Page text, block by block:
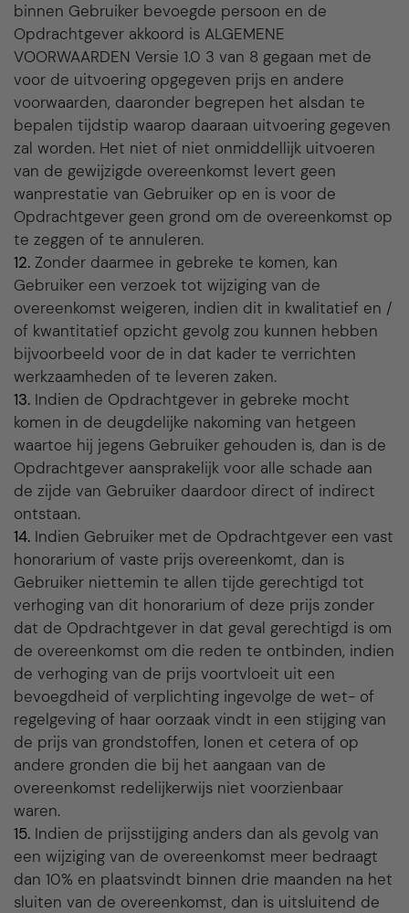
binnen Gebruiker bevoegde persoon en de
Opdrachtgever akkoord is ALGEMENE
VOORWAARDEN Versie 1.0 3 van 8 gegaan met de
voor de uitvoering opgegeven prijs en andere
voorwaarden, daaronder begrepen het alsdan te
bepalen tijdstip waarop daaraan uitvoering gegeven
zal worden. Het niet of niet onmiddellijk uitvoeren
van de gewijzigde overeenkomst levert geen
wanprestatie van Gebruiker op en is voor de
Opdrachtgever geen grond om de overeenkomst op
te zeggen of te annuleren.
12. Zonder daarmee in gebreke te komen, kan
Gebruiker een verzoek tot wijziging van de
overeenkomst weigeren, indien dit in kwalitatief en /
of kwantitatief opzicht gevolg zou kunnen hebben
bijvoorbeeld voor de in dat kader te verrichten
werkzaamheden of te leveren zaken.
13. Indien de Opdrachtgever in gebreke mocht
komen in de deugdelijke nakoming van hetgeen
waartoe hij jegens Gebruiker gehouden is, dan is de
Opdrachtgever aansprakelijk voor alle schade aan
de zijde van Gebruiker daardoor direct of indirect
ontstaan.
14. Indien Gebruiker met de Opdrachtgever een vast
honorarium of vaste prijs overeenkomt, dan is
Gebruiker niettemin te allen tijde gerechtigd tot
verhoging van dit honorarium of deze prijs zonder
dat de Opdrachtgever in dat geval gerechtigd is om
de overeenkomst om die reden te ontbinden, indien
de verhoging van de prijs voortvloeit uit een
bevoegdheid of verplichting ingevolge de wet- of
regelgeving of haar oorzaak vindt in een stijging van
de prijs van grondstoffen, lonen et cetera of op
andere gronden die bij het aangaan van de
overeenkomst redelijkerwijs niet voorzienbaar
waren.
15. Indien de prijsstijging anders dan als gevolg van
een wijziging van de overeenkomst meer bedraagt
dan 10% en plaatsvindt binnen drie maanden na het
sluiten van de overeenkomst, dan is uitsluitend de